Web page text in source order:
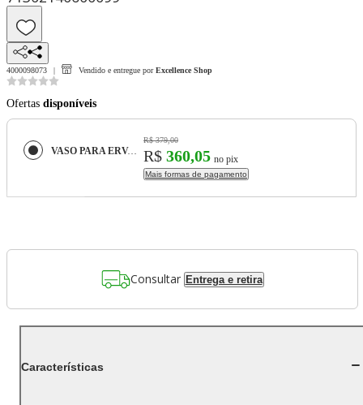
4000098073 Vendido e entregue por Excellence Shop
Ofertas disponíveis
VASO PARA ERVAS LE CREUSET 14CM COM BANDEJA EM CERÂMICA VERMELHO 71302140600099
R$ 379,00
R$ 360,05 no pix
Mais formas de pagamento
Consultar Entrega e retira
Características